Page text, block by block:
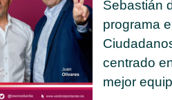
Sebastián
programa
centrado
mejor